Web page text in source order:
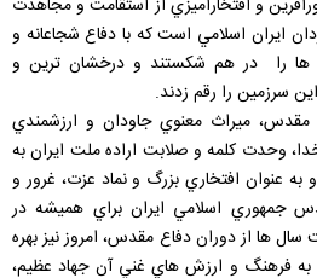
و افتخارآميزي از استقامت و مجاهدت
ايران اسلامي است كه با دفاع شجاعانه و
ها را در هم شكستند و درخشان ترين و
سرزمين را رقم زدند.
ميراث معنوي جاودان و ارزشمندي
خدا، وحدت كلمه و صلابت اراده ملت ايران به
عنوان افتخاري بزرگ و نماد عزت، غرور و
جمهوري اسلامي ايران براي هميشه در
ها از دوران دفاع مقدس، امروز نيز بهره
به فرهنگ و ارزش هاي غني آن جهاد عظيم،